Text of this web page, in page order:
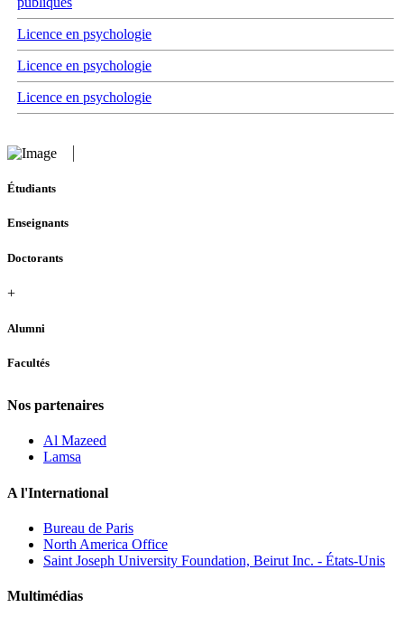
Licence en psychologie
Licence en psychologie
Licence en psychologie
Étudiants
Enseignants
Doctorants
+
Alumni
Facultés
Nos partenaires
Al Mazeed
Lamsa
A l'International
Bureau de Paris
North America Office
Saint Joseph University Foundation, Beirut Inc. - États-Unis
Multimédias